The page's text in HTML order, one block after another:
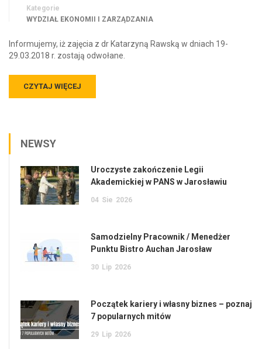
Kategorie
WYDZIAŁ EKONOMII I ZARZĄDZANIA
Informujemy, iż zajęcia z dr Katarzyną Rawską w dniach 19-
29.03.2018 r. zostają odwołane.
CZYTAJ WIĘCEJ
NEWSY
Uroczyste zakończenie Legii
Akademickiej w PANS w Jarosławiu
04 Sie 2026
Samodzielny Pracownik / Menedżer
Punktu Bistro Auchan Jarosław
30 Lip 2026
Początek kariery i własny biznes – poznaj
7 popularnych mitów
29 Lip 2026